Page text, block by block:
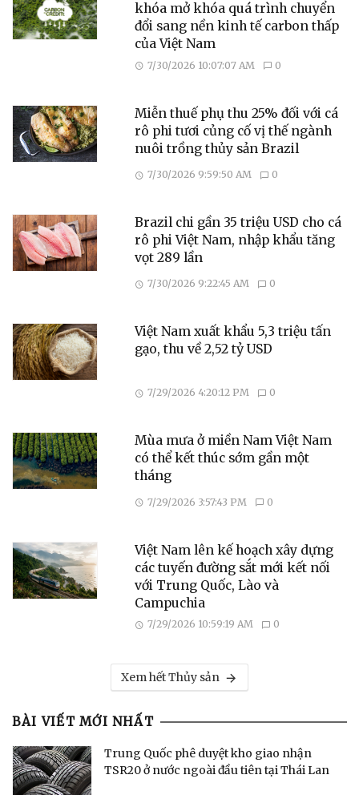
khóa mở khóa quá trình chuyển
đổi sang nền kinh tế carbon thấp
của Việt Nam
7/30/2026 10:07:07 AM 0
Miễn thuế phụ thu 25% đối với cá
rô phi tươi củng cố vị thế ngành
nuôi trồng thủy sản Brazil
7/30/2026 9:59:50 AM 0
Brazil chi gần 35 triệu USD cho cá
rô phi Việt Nam, nhập khẩu tăng
vọt 289 lần
7/30/2026 9:22:45 AM 0
Việt Nam xuất khẩu 5,3 triệu tấn
gạo, thu về 2,52 tỷ USD
7/29/2026 4:20:12 PM 0
Mùa mưa ở miền Nam Việt Nam
có thể kết thúc sớm gần một
tháng
7/29/2026 3:57:43 PM 0
Việt Nam lên kế hoạch xây dựng
các tuyến đường sắt mới kết nối
với Trung Quốc, Lào và
Campuchia
7/29/2026 10:59:19 AM 0
Xem hết Thủy sản
BÀI VIẾT MỚI NHẤT
Trung Quốc phê duyệt kho giao nhận
TSR20 ở nước ngoài đầu tiên tại Thái Lan